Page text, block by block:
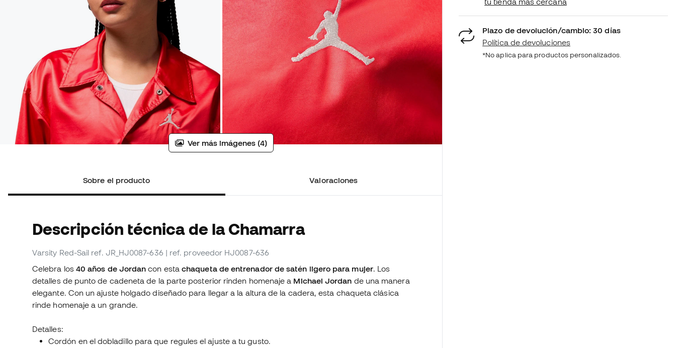
Ver más imágenes (4)
Sobre el producto Valoraciones
Descripción técnica de la Chamarra
Varsity Red-Sail ref. JR_HJ0087-636 | ref. proveedor HJ0087-636
Celebra los 40 años de Jordan con estachaqueta de entrenador de satén ligero para mujer. Los
detalles de punto de cadeneta de la parte posterior rinden homenaje a Michael Jordan de una manera
elegante. Con un ajuste holgado diseñado para llegar a la altura de la cadera, esta chaqueta clásica
rinde homenaje a un grande.
Detalles:
Cordón en el dobladillo para que regules el ajuste a tu gusto.
Plazo de devolución/cambio: 30 días
Política de devoluciones
*No aplica para productos personalizados.